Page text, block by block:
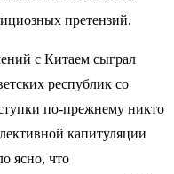
претензий.
с Китаем сыграл
республик со
по-прежнему никто
капитуляции
ясно, что